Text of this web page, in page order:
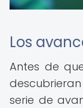
Los
Antes de
serie de